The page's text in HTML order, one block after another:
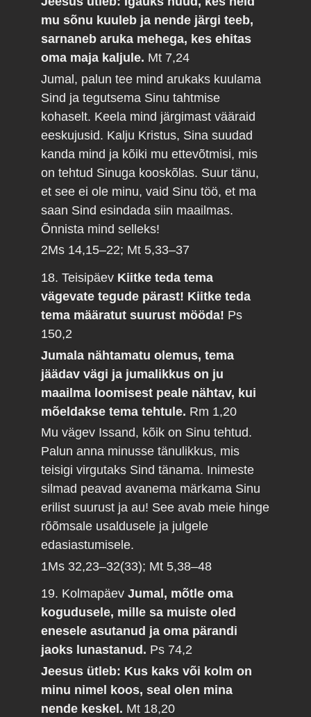
mu sõnu kuuleb ja nende järgi teeb,
sarnaneb aruka mehega, kes ehitas
oma maja kaljule. Mt 7,24
Jumal, palun tee mind arukaks kuulama
Sind ja tegutsema Sinu tahtmise
kohaselt. Keela mind järgimast vääraid
eeskujusid. Kalju Kristus, Sina suudad
kanda mind ja kõiki mu ettevõtmisi, mis
on tehtud Sinuga kooskõlas. Suur tänu,
et see ei ole minu, vaid Sinu töö, et ma
saan Sind esindada siin maailmas.
Õnnista mind selleks!
2Ms 14,15–22; Mt 5,33–37
18. Teisipäev Kiitke teda tema
vägevate tegude pärast! Kiitke teda
tema määratut suurust mööda! Ps
150,2
Jumala nähtamatu olemus, tema
jäädav vägi ja jumalikkus on ju
maailma loomisest peale nähtav, kui
mõeldakse tema tehtule. Rm 1,20
Mu vägev Issand, kõik on Sinu tehtud.
Palun anna minusse tänulikkus, mis
teisigi virgutaks Sind tänama. Inimeste
silmad peavad avanema märkama Sinu
erilist suurust ja au! See avab meie hinge
rõõmsale usaldusele ja julgele
edasiastumisele.
1Ms 32,23–32(33); Mt 5,38–48
19. KolmapäevJumal, mõtle oma
kogudusele, mille sa muiste oled
enesele asutanud ja oma pärandi
jaoks lunastanud. Ps 74,2
Jeesus ütleb: Kus kaks või kolm on
minu nimel koos, seal olen mina
nende keskel. Mt 18,20